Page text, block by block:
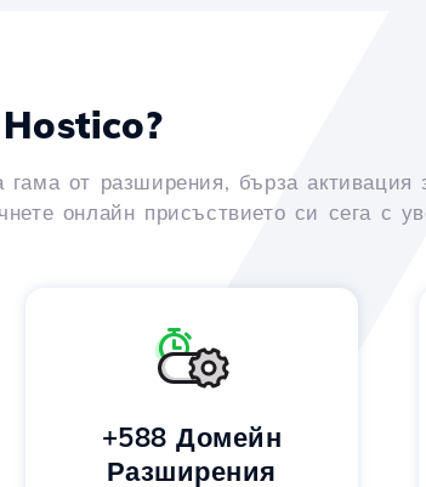
от разширения, бърза активация
онлайн присъствието си сега с
+588 Домейн
Разширения